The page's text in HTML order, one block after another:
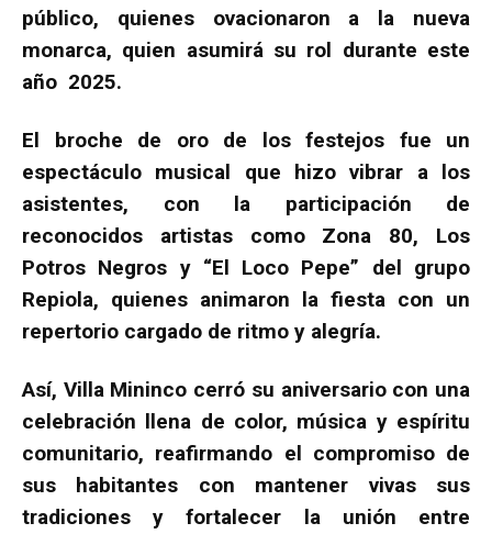
público, quienes ovacionaron a la nueva
monarca, quien asumirá su rol durante este
año 2025.
El broche de oro de los festejos fue un
espectáculo musical que hizo vibrar a los
asistentes, con la participación de
reconocidos artistas como Zona 80, Los
Potros Negros y “El Loco Pepe” del grupo
Repiola, quienes animaron la fiesta con un
repertorio cargado de ritmo y alegría.
Así, Villa Mininco cerró su aniversario con una
celebración llena de color, música y espíritu
comunitario, reafirmando el compromiso de
sus habitantes con mantener vivas sus
tradiciones y fortalecer la unión entre